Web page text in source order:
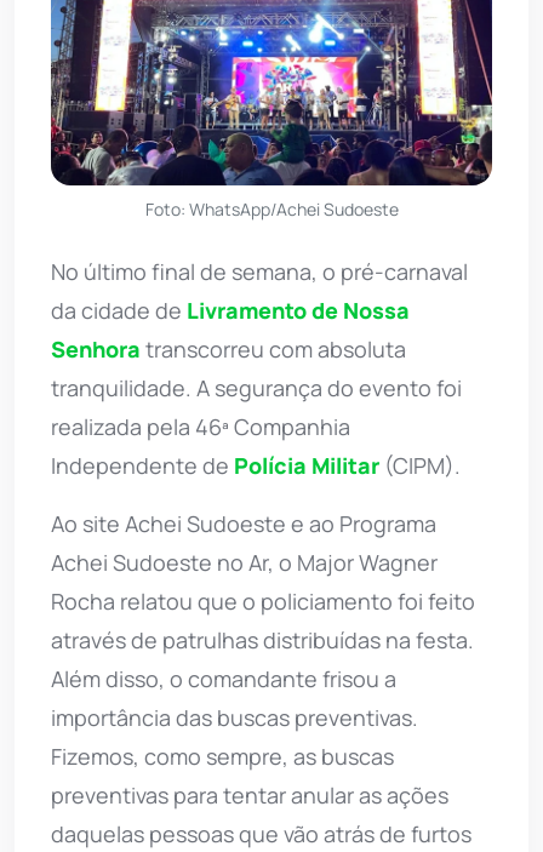
Foto: WhatsApp/Achei Sudoeste
No último final de semana, o pré-carnaval
da cidade de Livramento de Nossa
Senhora transcorreu com absoluta
tranquilidade. A segurança do evento foi
realizada pela 46ª Companhia
Independente de Polícia Militar (CIPM).
Ao site Achei Sudoeste e ao Programa
Achei Sudoeste no Ar, o Major Wagner
Rocha relatou que o policiamento foi feito
através de patrulhas distribuídas na festa.
Além disso, o comandante frisou a
importância das buscas preventivas.
Fizemos, como sempre, as buscas
preventivas para tentar anular as ações
daquelas pessoas que vão atrás de furtos